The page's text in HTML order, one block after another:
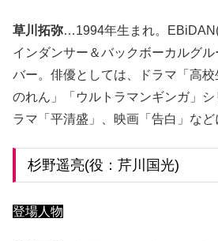
草川拓弥…1994年生まれ。
インダンサー＆バックボーカルグ
バー。俳優としては、ドラマ「高
のれん」「ウルトラマンギンガ」
ラマ「平清盛」、映画「告白」など
杉野遥亮(役：芹川国光)
登場人物